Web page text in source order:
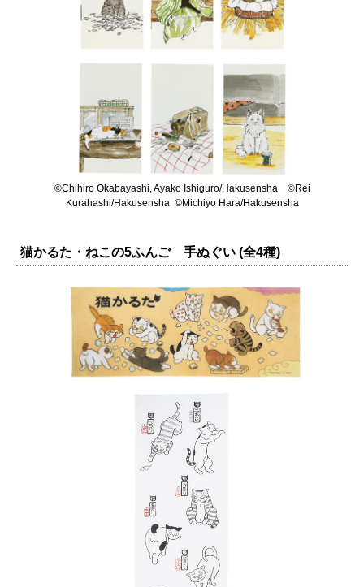
©Chihiro Okabayashi, Ayako Ishiguro/Hakusensha ©Rei
Kurahashi/Hakusensha ©Michiyo Hara/Hakusensha
猫かるた・ねこの5ふんご 手ぬぐい (全4種)